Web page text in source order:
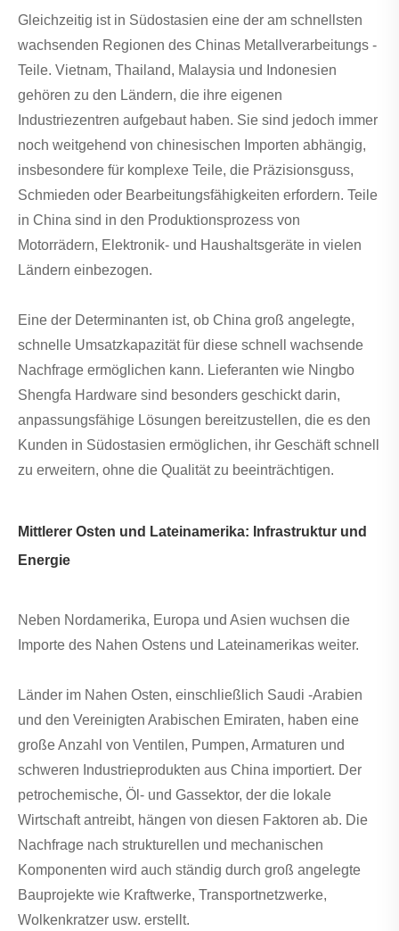
Gleichzeitig ist in Südostasien eine der am schnellsten
wachsenden Regionen des Chinas Metallverarbeitungs -
Teile. Vietnam, Thailand, Malaysia und Indonesien
gehören zu den Ländern, die ihre eigenen
Industriezentren aufgebaut haben. Sie sind jedoch immer
noch weitgehend von chinesischen Importen abhängig,
insbesondere für komplexe Teile, die Präzisionsguss,
Schmieden oder Bearbeitungsfähigkeiten erfordern. Teile
in China sind in den Produktionsprozess von
Motorrädern, Elektronik- und Haushaltsgeräte in vielen
Ländern einbezogen.
Eine der Determinanten ist, ob China groß angelegte,
schnelle Umsatzkapazität für diese schnell wachsende
Nachfrage ermöglichen kann. Lieferanten wie Ningbo
Shengfa Hardware sind besonders geschickt darin,
anpassungsfähige Lösungen bereitzustellen, die es den
Kunden in Südostasien ermöglichen, ihr Geschäft schnell
zu erweitern, ohne die Qualität zu beeinträchtigen.
Mittlerer Osten und Lateinamerika: Infrastruktur und
Energie
Neben Nordamerika, Europa und Asien wuchsen die
Importe des Nahen Ostens und Lateinamerikas weiter.
Länder im Nahen Osten, einschließlich Saudi -Arabien
und den Vereinigten Arabischen Emiraten, haben eine
große Anzahl von Ventilen, Pumpen, Armaturen und
schweren Industrieprodukten aus China importiert. Der
petrochemische, Öl- und Gassektor, der die lokale
Wirtschaft antreibt, hängen von diesen Faktoren ab. Die
Nachfrage nach strukturellen und mechanischen
Komponenten wird auch ständig durch groß angelegte
Bauprojekte wie Kraftwerke, Transportnetzwerke,
Wolkenkratzer usw. erstellt.